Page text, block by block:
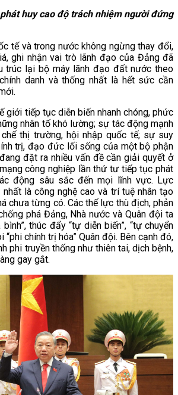
huy cao độ trách nhiệm người đứng
tế và trong nước không ngừng thay đổi,
ghi nhận vai trò lãnh đạo của Đảng đã
trúc lại bộ máy lãnh đạo đất nước theo
danh và thống nhất là hết sức cần
giới tiếp tục diễn biến nhanh chóng, phức
nhân tố khó lường; sự tác động mạnh
thị trường, hội nhập quốc tế; sự suy
trị, đạo đức lối sống của một bộ phận
đặt ra nhiều vấn đề cần giải quyết ở
công nghiệp lần thứ tư tiếp tục phát
động sâu sắc đến mọi lĩnh vực. Lực
là công nghệ cao và trí tuệ nhân tạo
chưa từng có. Các thế lực thù địch, phản
phá Đảng, Nhà nước và Quân đội ta
bình”, thúc đẩy “tự diễn biến”, “tự chuyển
“phi chính trị hóa” Quân đội. Bên cạnh đó,
phi truyền thống như thiên tai, dịch bệnh,
gay gắt.